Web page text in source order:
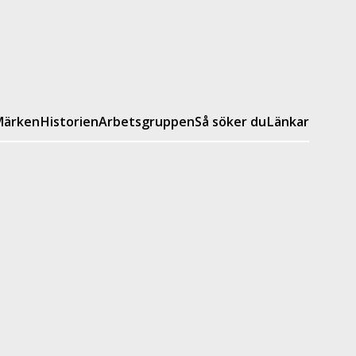
HistorienArbetsgruppenSå söker duLänkar